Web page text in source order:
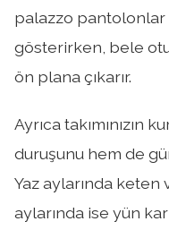
palazzo
gösterirken, bele
ön plana çıkarır.
Ayrıca takımınızın
duruşunu hem de
Yaz aylarında keten
aylarında ise yün